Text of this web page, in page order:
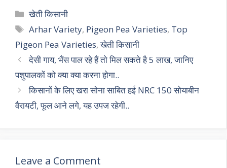
at
s
A
p
p
e
gr
a
m
b
o
o
k
er l e
Categories
खेती किसानी
Tags
Arhar Variety, Pigeon Pea Varieties, Top
Pigeon Pea Varieties,खेती किसानी
देसी गाय, भैंस पाल रहे हैं तो मिल सकते है 5 लाख, जानिए
पशुपालकों को क्या क्या करना होगा..
किसानों के लिए खरा सोना साबित हई NRC 150 सोयाबीन
वैरायटी, फूल आने लगे, यह उपज रहेगी..
Leave a Comment